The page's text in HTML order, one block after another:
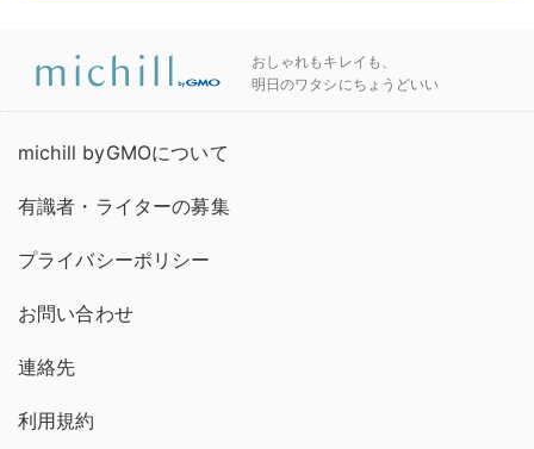
おしゃれもキレイも、
明日のワタシにちょうどいい
michill byGMOについて
有識者・ライターの募集
プライバシーポリシー
お問い合わせ
連絡先
利用規約